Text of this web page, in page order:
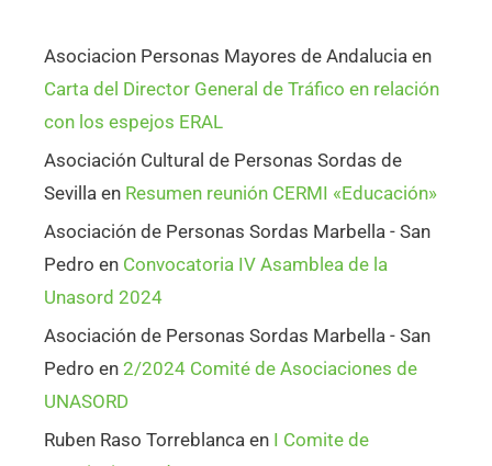
Asociacion Personas Mayores de Andalucia en
Carta del Director General de Tráfico en relación
con los espejos ERAL
Asociación Cultural de Personas Sordas de
Sevilla en Resumen reunión CERMI «Educación»
Asociación de Personas Sordas Marbella - San
Pedro en Convocatoria IV Asamblea de la
Unasord 2024
Asociación de Personas Sordas Marbella - San
Pedro en 2/2024 Comité de Asociaciones de
UNASORD
Ruben Raso Torreblanca en I Comite de